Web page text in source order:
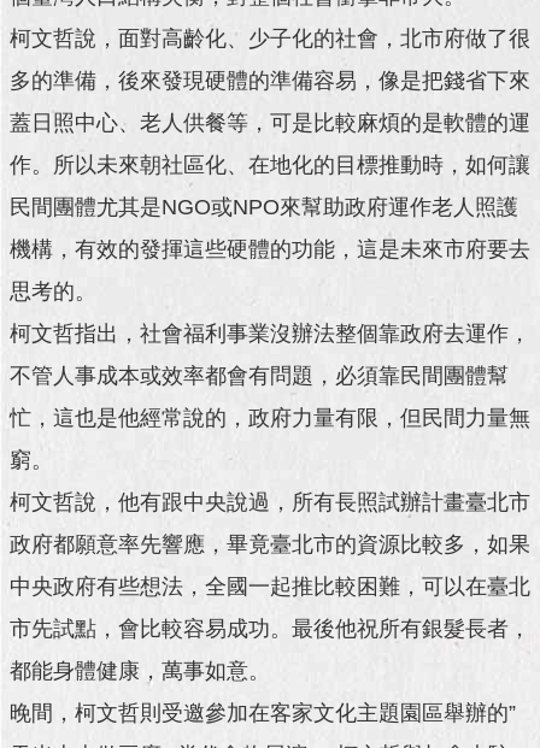
導
覽
English
見
答
時
新
聞
澄
雙
語
詞
台
通
陳
情
柯文哲說，面對高齡化、少子化的社會，北市府做了很
多的準備，後來發現硬體的準備容易，像是把錢省下來
蓋日照中心、老人供餐等，可是比較麻煩的是軟體的運
作。所以未來朝社區化、在地化的目標推動時，如何讓
民間團體尤其是NGO或NPO來幫助政府運作老人照護
機構，有效的發揮這些硬體的功能，這是未來市府要去
思考的。
柯文哲指出，社會福利事業沒辦法整個靠政府去運作，
不管人事成本或效率都會有問題，必須靠民間團體幫
忙，這也是他經常說的，政府力量有限，但民間力量無
窮。
柯文哲說，他有跟中央說過，所有長照試辦計畫臺北市
政府都願意率先響應，畢竟臺北市的資源比較多，如果
中央政府有些想法，全國一起推比較困難，可以在臺北
市先試點，會比較容易成功。最後他祝所有銀髮長者，
都能身體健康，萬事如意。
晚間，柯文哲則受邀參加在客家文化主題園區舉辦的”